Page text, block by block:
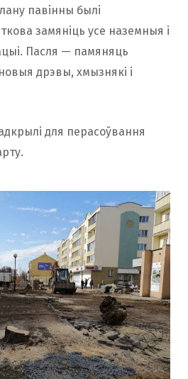
павінны былі
замяніць усе наземныя і
Пасля — памяняць
дрэвы, хмызнякі і
для перасоўвання